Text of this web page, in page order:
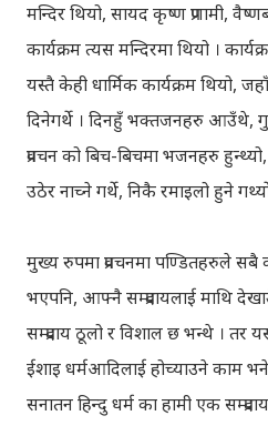
मन्दिर थियो, सायद कृष्ण प्रणामी,
कार्यक्रम त्यस मन्दिरमा थियो ।
यस्तै केही धार्मिक कार्यक्रम थियो,
दिनेगर्थे । दिनहुँ भक्तजनहरु आउँथे,
प्रवचन को बिच-बिचमा भजनहरु
उठेर नाच्ने गर्थे, निकै रमाइलो हुने
मुख्य रुपमा प्रवचनमा पण्डितहरुले
भएपनि, आफ्नै सम्प्रदायलाई माथि
सम्प्रदाय ठूलो र विशाल छ भन्थे । तर
ईशाइ धर्मआदिलाई होच्याउने काम
सनातन हिन्दु धर्म का हामी एक